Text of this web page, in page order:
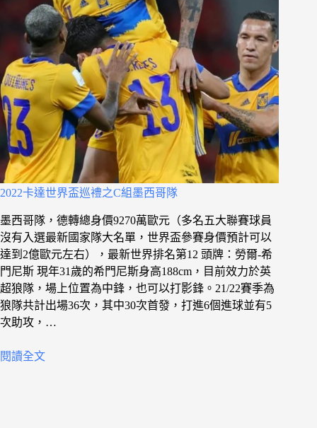
2022卡達世界盃巡禮之C組墨西哥隊
墨西哥隊，德轉總身價9270萬歐元（多名五大聯賽球員
沒有入選最新國家隊大名單，世界盃參賽身價預計可以
達到2億歐元左右），最新世界排名第12 頭牌：勞爾-希
門尼斯 現年31歲的希門尼斯身高188cm，目前效力於英
超狼隊，場上位置為中鋒，也可以打影鋒。21/22賽季為
狼隊共計出場36次，其中30次首發，打進6個進球並有5
次助攻，…
閱讀全文